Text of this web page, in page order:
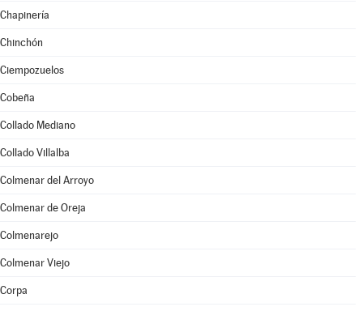
Chapinería
Chinchón
Ciempozuelos
Cobeña
Collado Mediano
Collado Villalba
Colmenar del Arroyo
Colmenar de Oreja
Colmenarejo
Colmenar Viejo
Corpa